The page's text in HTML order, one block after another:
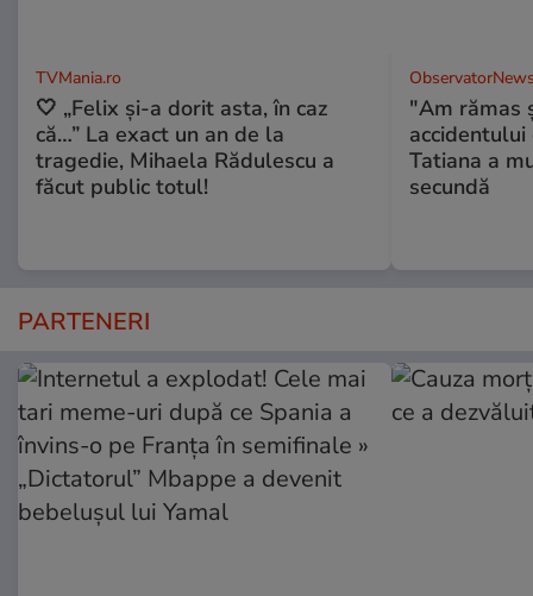
TVMania.ro
🤍 „Felix și-a dorit asta, în caz
că…” La exact un an de la
tragedie, Mihaela Rădulescu a
făcut public totul!
"Am rămas
accidentului
Tatiana a
secundă
PARTENERI